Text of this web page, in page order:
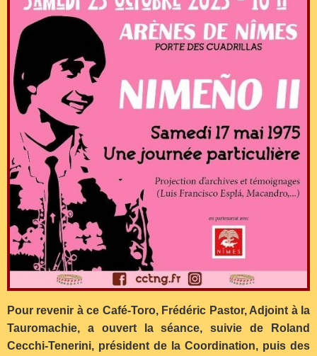
Pour revenir à ce Café-Toro, Frédéric Pastor, Adjoint à la
Tauromachie, a ouvert la séance, suivie de Roland
Cecchi-Tenerini, président de la Coordination, puis des